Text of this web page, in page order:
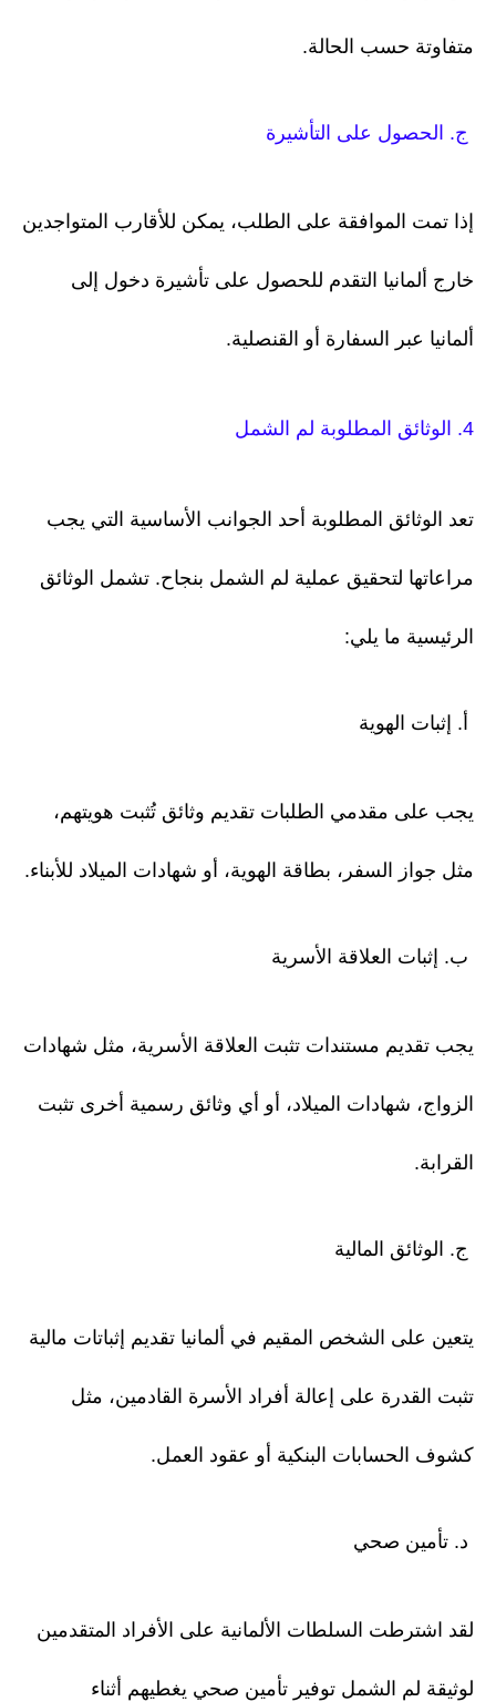
متفاوتة حسب الحالة.
ج. الحصول على التأشيرة
إذا تمت الموافقة على الطلب، يمكن للأقارب المتواجدين
خارج ألمانيا التقدم للحصول على تأشيرة دخول إلى
ألمانيا عبر السفارة أو القنصلية.
4. الوثائق المطلوبة لم الشمل
تعد الوثائق المطلوبة أحد الجوانب الأساسية التي يجب
مراعاتها لتحقيق عملية لم الشمل بنجاح. تشمل الوثائق
الرئيسية ما يلي:
أ. إثبات الهوية
يجب على مقدمي الطلبات تقديم وثائق تُثبت هويتهم،
مثل جواز السفر، بطاقة الهوية، أو شهادات الميلاد للأبناء.
ب. إثبات العلاقة الأسرية
يجب تقديم مستندات تثبت العلاقة الأسرية، مثل شهادات
الزواج، شهادات الميلاد، أو أي وثائق رسمية أخرى تثبت
القرابة.
ج. الوثائق المالية
يتعين على الشخص المقيم في ألمانيا تقديم إثباتات مالية
تثبت القدرة على إعالة أفراد الأسرة القادمين، مثل
كشوف الحسابات البنكية أو عقود العمل.
د. تأمين صحي
لقد اشترطت السلطات الألمانية على الأفراد المتقدمين
لوثيقة لم الشمل توفير تأمين صحي يغطيهم أثناء